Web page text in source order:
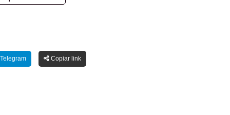
Copiar link